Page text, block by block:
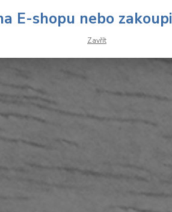
E-shopu nebo
Zavřít